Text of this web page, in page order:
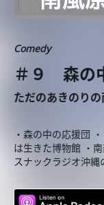
Comedy
＃９ 森の
ただのあきのり
・森の中の応援団
は生きた博物館 ・
スナックラジオ沖